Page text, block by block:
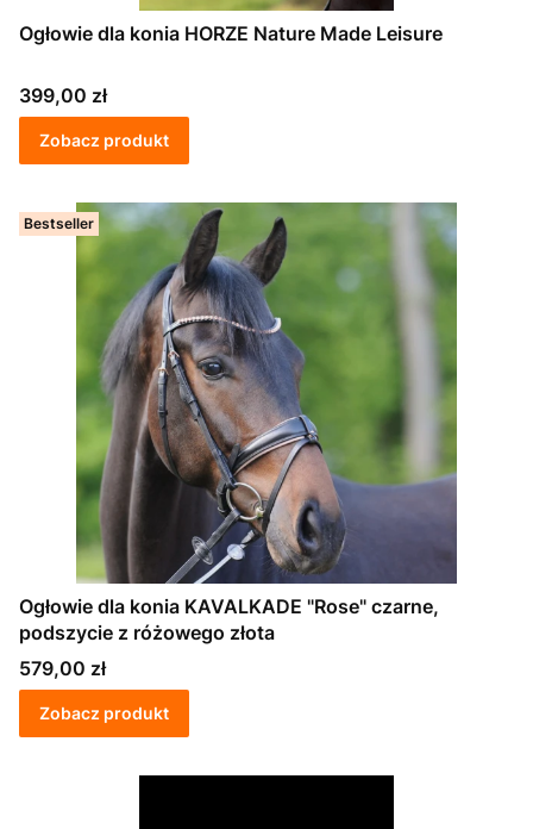
Ogłowie dla konia HORZE Nature Made Leisure
Cena
399,00 zł
Zobacz produkt
Bestseller
Ogłowie dla konia KAVALKADE "Rose" czarne,
podszycie z różowego złota
Cena
579,00 zł
Zobacz produkt